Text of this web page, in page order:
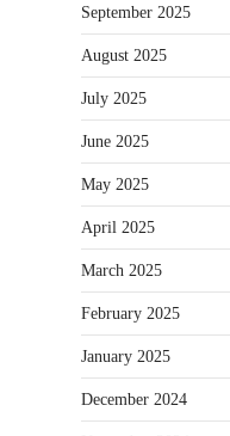
September 2025
August 2025
July 2025
June 2025
May 2025
April 2025
March 2025
February 2025
January 2025
December 2024